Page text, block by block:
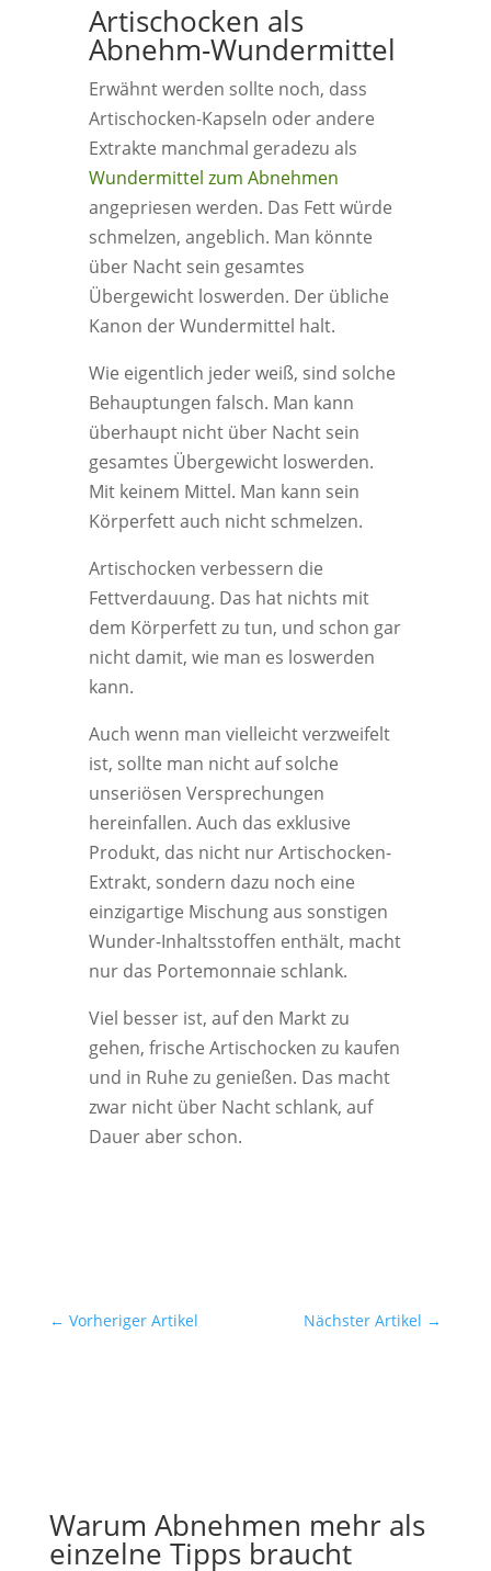
Artischocken als
Abnehm-Wundermittel
Erwähnt werden sollte noch, dass
Artischocken-Kapseln oder andere
Extrakte manchmal geradezu als
Wundermittel zum Abnehmen
angepriesen werden. Das Fett würde
schmelzen, angeblich. Man könnte
über Nacht sein gesamtes
Übergewicht loswerden. Der übliche
Kanon der Wundermittel halt.
Wie eigentlich jeder weiß, sind solche
Behauptungen falsch. Man kann
überhaupt nicht über Nacht sein
gesamtes Übergewicht loswerden.
Mit keinem Mittel. Man kann sein
Körperfett auch nicht schmelzen.
Artischocken verbessern die
Fettverdauung. Das hat nichts mit
dem Körperfett zu tun, und schon gar
nicht damit, wie man es loswerden
kann.
Auch wenn man vielleicht verzweifelt
ist, sollte man nicht auf solche
unseriösen Versprechungen
hereinfallen. Auch das exklusive
Produkt, das nicht nur Artischocken-
Extrakt, sondern dazu noch eine
einzigartige Mischung aus sonstigen
Wunder-Inhaltsstoffen enthält, macht
nur das Portemonnaie schlank.
Viel besser ist, auf den Markt zu
gehen, frische Artischocken zu kaufen
und in Ruhe zu genießen. Das macht
zwar nicht über Nacht schlank, auf
Dauer aber schon.
← Vorheriger Artikel Nächster Artikel →
Warum Abnehmen mehr als
einzelne Tipps braucht